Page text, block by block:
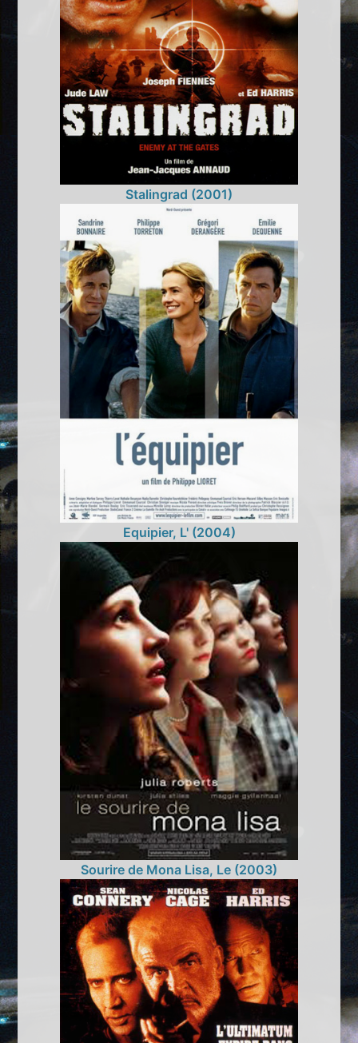
Stalingrad (2001)
Equipier, L' (2004)
Sourire de Mona Lisa, Le (2003)